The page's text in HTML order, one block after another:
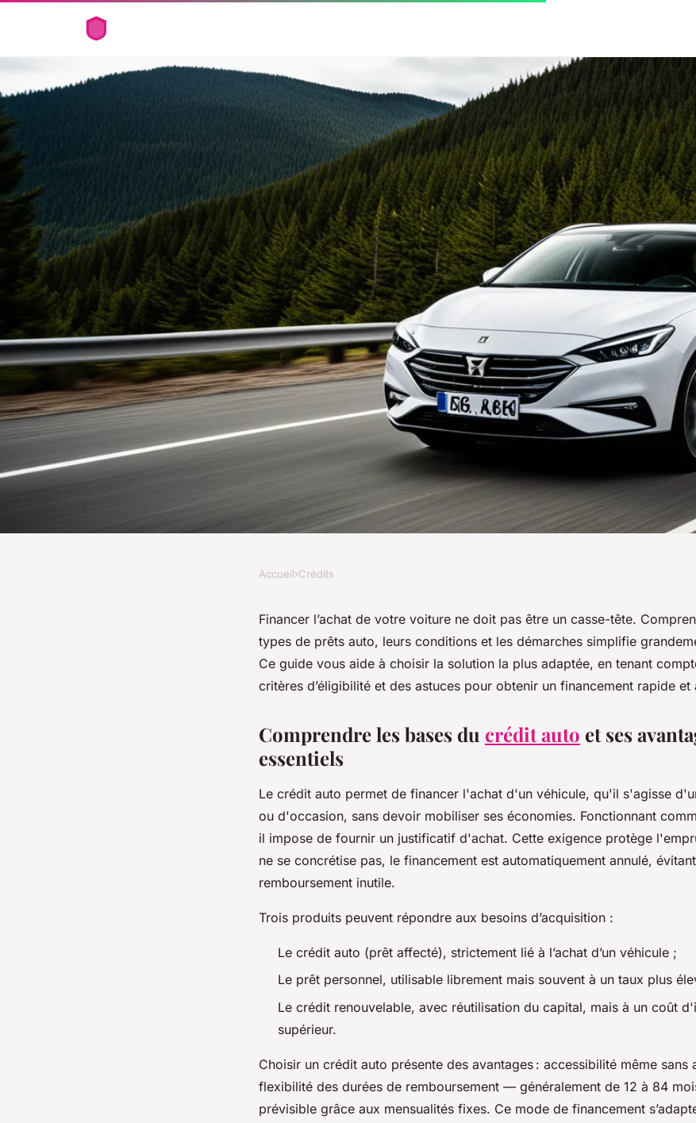
Financer l'achat de votre voiture
facilement et rapidement
Accueil›Crédits
Financer l’achat de votre voiture ne doit pas être un casse-tête.
types de prêts auto, leurs conditions et les démarches simplifie
Ce guide vous aide à choisir la solution la plus adaptée, en tenant
critères d’éligibilité et des astuces pour obtenir un financement rapide et
Comprendre les bases du crédit auto et ses
essentiels
Le crédit auto permet de financer l'achat d'un véhicule, qu'il s'agisse
ou d'occasion, sans devoir mobiliser ses économies. Fonctionnant
il impose de fournir un justificatif d'achat. Cette exigence protège
ne se concrétise pas, le financement est automatiquement annulé,
remboursement inutile.
Trois produits peuvent répondre aux besoins d’acquisition :
Le crédit auto (prêt affecté), strictement lié à l’achat d’un véhicule ;
Le prêt personnel, utilisable librement mais souvent à un taux plus
Le crédit renouvelable, avec réutilisation du capital, mais à un coût
supérieur.
Choisir un crédit auto présente des avantages : accessibilité même sans
flexibilité des durées de remboursement — généralement de 12 à 84
prévisible grâce aux mensualités fixes. Ce mode de financement